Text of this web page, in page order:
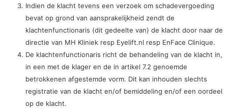
Indien de klacht tevens een verzoek om schadevergoeding
bevat op grond van aansprakelijkheid zendt de
klachtenfunctionaris (dit gedeelte van) de klacht door naar de
directie van MH Kliniek resp Eyelift.nl resp EnFace Clinique.
De klachtenfunctionaris richt de behandeling van de klacht in,
in een met de klager en de in artikel 7.2 genoemde
betrokkenen afgestemde vorm. Dit kan inhouden slechts
registratie van de klacht en/of bemiddeling en/of een oordeel
op de klacht.